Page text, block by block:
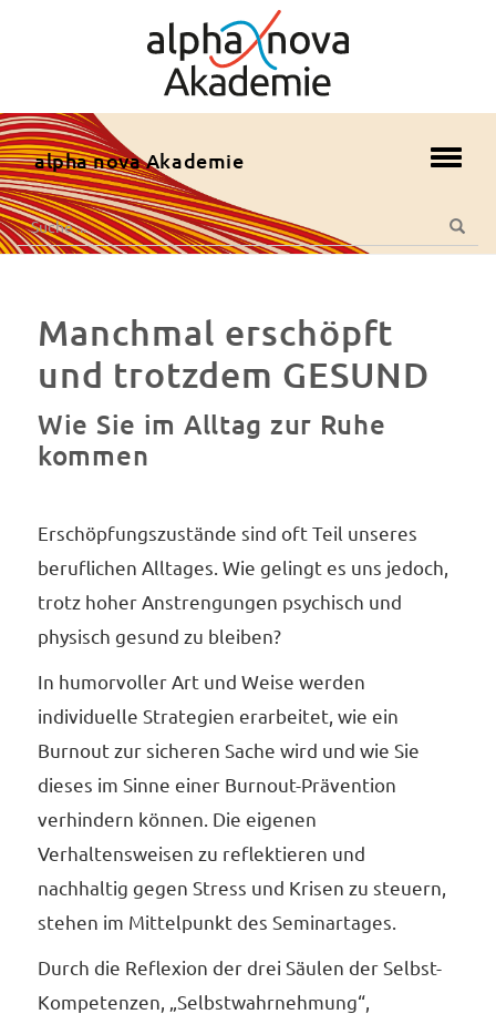
zur
Fusszeile
zur
Suche
alpha nova Akademie
Suche
nach:
Manchmal erschöpft
und trotzdem GESUND
Wie Sie im Alltag zur Ruhe
kommen
Erschöpfungszustände sind oft Teil unseres
beruflichen Alltages. Wie gelingt es uns jedoch,
trotz hoher Anstrengungen psychisch und
physisch gesund zu bleiben?
In humorvoller Art und Weise werden
individuelle Strategien erarbeitet, wie ein
Burnout zur sicheren Sache wird und wie Sie
dieses im Sinne einer Burnout-Prävention
verhindern können. Die eigenen
Verhaltensweisen zu reflektieren und
nachhaltig gegen Stress und Krisen zu steuern,
stehen im Mittelpunkt des Seminartages.
Durch die Reflexion der drei Säulen der Selbst-
Kompetenzen, „Selbstwahrnehmung“,